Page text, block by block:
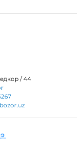
/ 44